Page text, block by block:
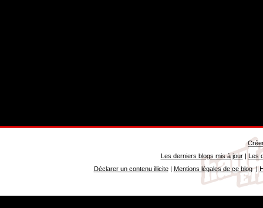
Les derniers blogs mis à jour| Les
Déclarer un contenu illicite| Mentions légales de ce blog|